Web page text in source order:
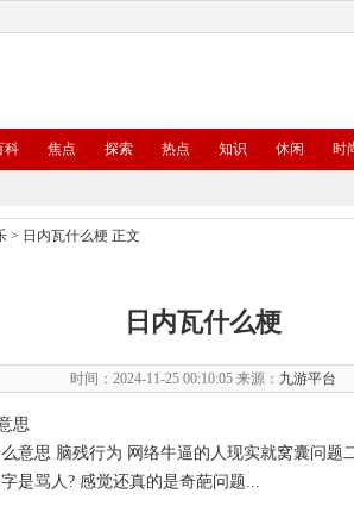
科 焦点 探索 热点 知识 休闲 时
> 日内瓦什么梗 正文
日内瓦什么梗
时间：2024-11-25 00:10:05 来源： 九游平台
思
意思 脑残行为 网络牛逼的人现实就窝囊问题
是骂人? 感觉还真的是奇葩问题...